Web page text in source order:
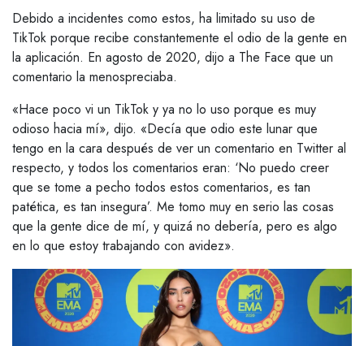
Debido a incidentes como estos, ha limitado su uso de
TikTok porque recibe constantemente el odio de la gente en
la aplicación. En agosto de 2020, dijo a The Face que un
comentario la menospreciaba.
«Hace poco vi un TikTok y ya no lo uso porque es muy
odioso hacia mí», dijo. «Decía que odio este lunar que
tengo en la cara después de ver un comentario en Twitter al
respecto, y todos los comentarios eran: ‘No puedo creer
que se tome a pecho todos estos comentarios, es tan
patética, es tan insegura’. Me tomo muy en serio las cosas
que la gente dice de mí, y quizá no debería, pero es algo
en lo que estoy trabajando con avidez».